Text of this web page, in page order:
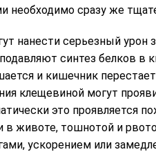
необходимо сразу же
нанести серьезный
синтез белков в
и кишечник
клещевиной могут
это проявляется
животе, тошнотой и
ускорением или